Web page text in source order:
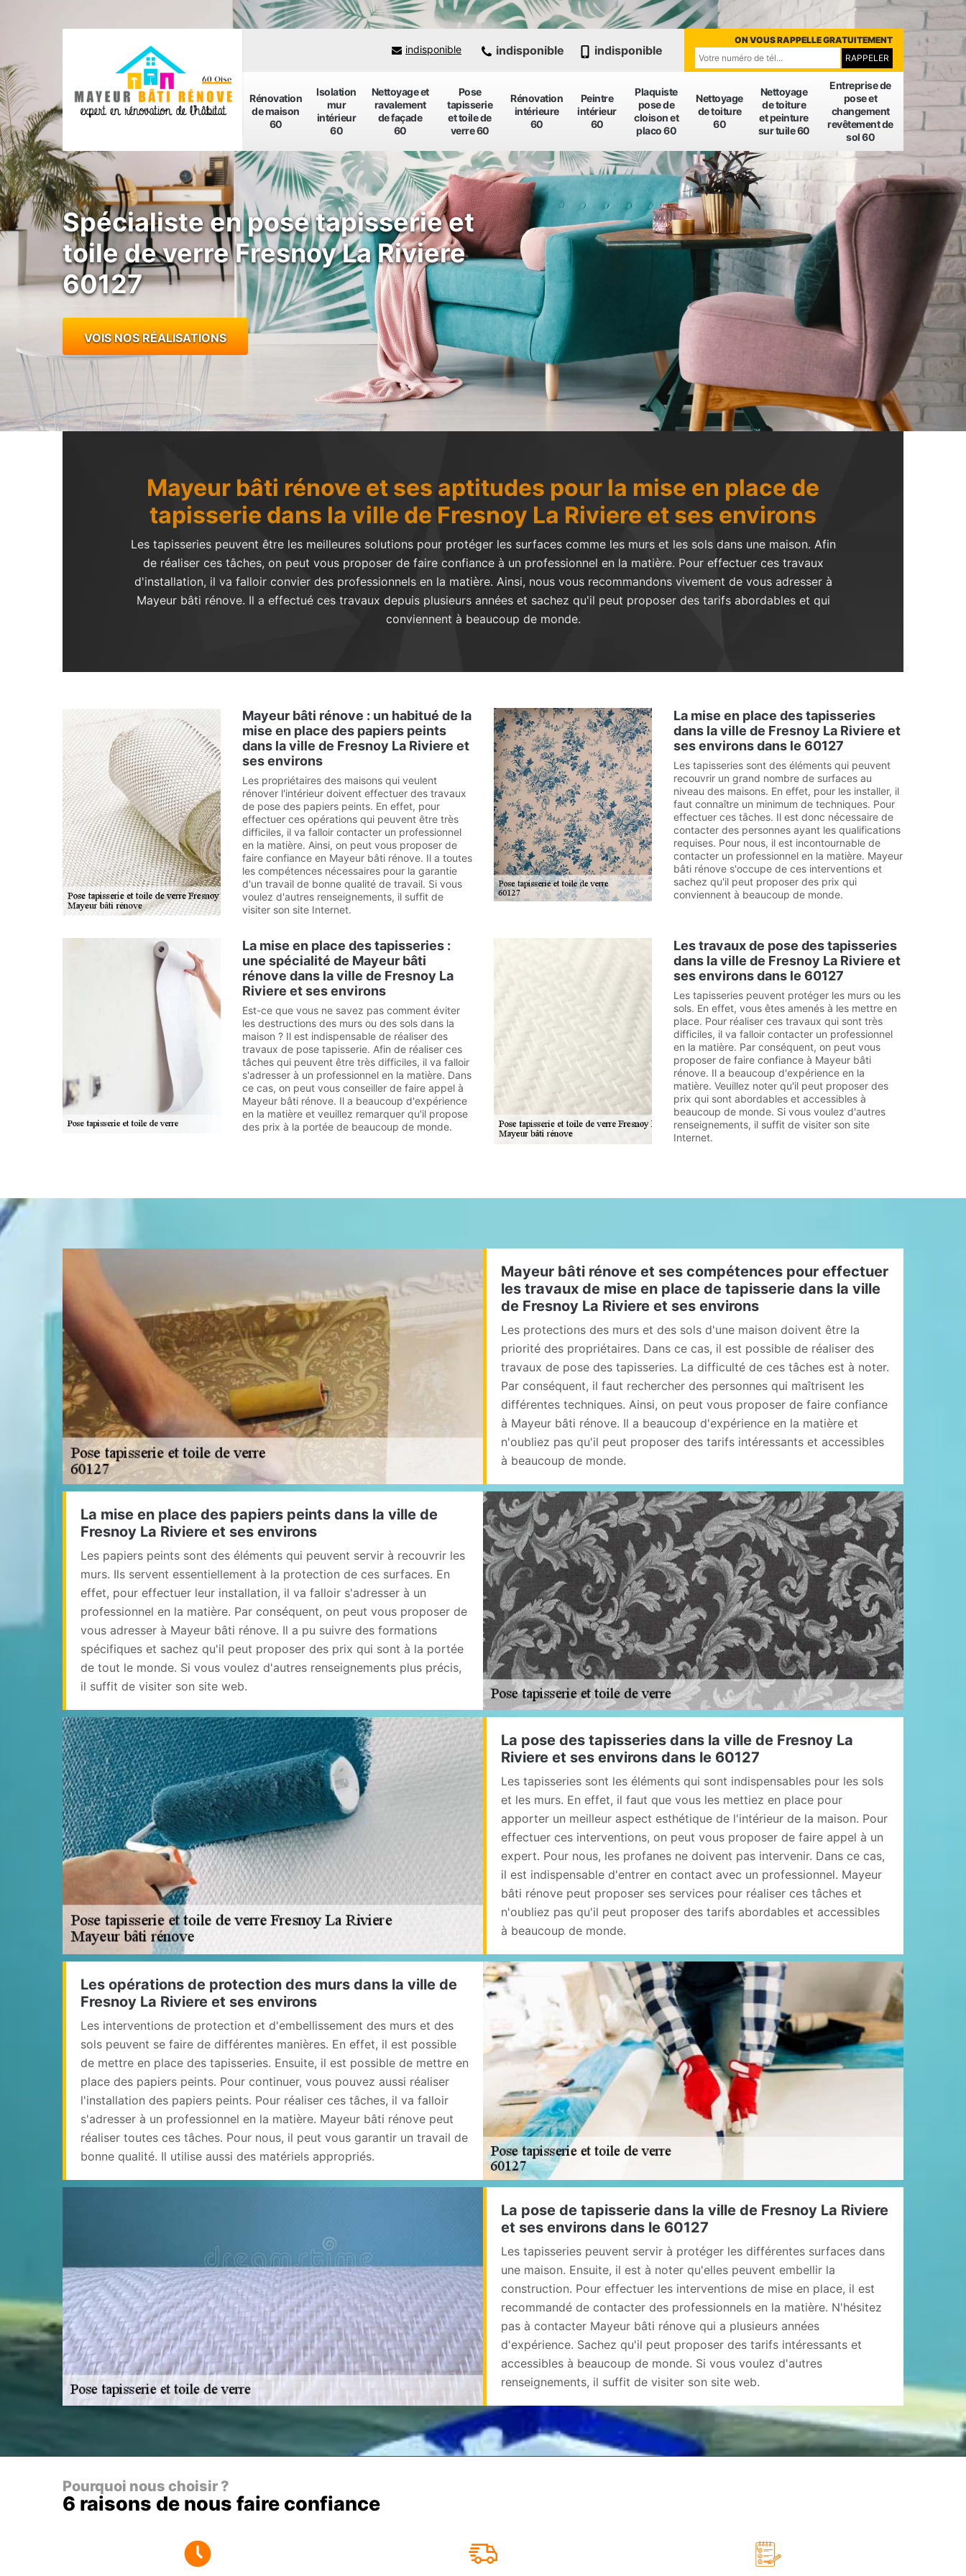
Rénovation
de maison
60
Isolation
mur
intérieur
60
Nettoyage et
ravalement
de façade
60
Pose
tapisserie
et toile de
verre 60
Rénovation
intérieure
60
Peintre
intérieur
60
Plaquiste
pose de
cloison et
placo 60
Nettoyage
de toiture
60
Nettoyage
de toiture
et peinture
sur tuile 60
Entreprise de
pose et
changement
revêtement de
sol 60
indisponible indisponible indisponible
ON VOUS RAPPELLE GRATUITEMENT
Spécialiste en pose tapisserie et
toile de verre Fresnoy La Riviere
60127
VOIS NOS RÉALISATIONS
Mayeur bâti rénove et ses aptitudes pour la mise en place de
tapisserie dans la ville de Fresnoy La Riviere et ses environs
Les tapisseries peuvent être les meilleures solutions pour protéger les surfaces comme les murs et les sols dans une maison. Afin
de réaliser ces tâches, on peut vous proposer de faire confiance à un professionnel en la matière. Pour effectuer ces travaux
d'installation, il va falloir convier des professionnels en la matière. Ainsi, nous vous recommandons vivement de vous adresser à
Mayeur bâti rénove. Il a effectué ces travaux depuis plusieurs années et sachez qu'il peut proposer des tarifs abordables et qui
conviennent à beaucoup de monde.
Mayeur bâti rénove : un habitué de la
mise en place des papiers peints
dans la ville de Fresnoy La Riviere et
ses environs
Les propriétaires des maisons qui veulent
rénover l'intérieur doivent effectuer des travaux
de pose des papiers peints. En effet, pour
effectuer ces opérations qui peuvent être très
difficiles, il va falloir contacter un professionnel
en la matière. Ainsi, on peut vous proposer de
faire confiance en Mayeur bâti rénove. Il a toutes
les compétences nécessaires pour la garantie
d'un travail de bonne qualité de travail. Si vous
voulez d'autres renseignements, il suffit de
visiter son site Internet.
La mise en place des tapisseries
dans la ville de Fresnoy La Riviere et
ses environs dans le 60127
Les tapisseries sont des éléments qui peuvent
recouvrir un grand nombre de surfaces au
niveau des maisons. En effet, pour les installer, il
faut connaître un minimum de techniques. Pour
effectuer ces tâches. Il est donc nécessaire de
contacter des personnes ayant les qualifications
requises. Pour nous, il est incontournable de
contacter un professionnel en la matière. Mayeur
bâti rénove s'occupe de ces interventions et
sachez qu'il peut proposer des prix qui
conviennent à beaucoup de monde.
La mise en place des tapisseries :
une spécialité de Mayeur bâti
rénove dans la ville de Fresnoy La
Riviere et ses environs
Est-ce que vous ne savez pas comment éviter
les destructions des murs ou des sols dans la
maison ? Il est indispensable de réaliser des
travaux de pose tapisserie. Afin de réaliser ces
tâches qui peuvent être très difficiles, il va falloir
s'adresser à un professionnel en la matière. Dans
ce cas, on peut vous conseiller de faire appel à
Mayeur bâti rénove. Il a beaucoup d'expérience
en la matière et veuillez remarquer qu'il propose
des prix à la portée de beaucoup de monde.
Les travaux de pose des tapisseries
dans la ville de Fresnoy La Riviere et
ses environs dans le 60127
Les tapisseries peuvent protéger les murs ou les
sols. En effet, vous êtes amenés à les mettre en
place. Pour réaliser ces travaux qui sont très
difficiles, il va falloir contacter un professionnel
en la matière. Par conséquent, on peut vous
proposer de faire confiance à Mayeur bâti
rénove. Il a beaucoup d'expérience en la
matière. Veuillez noter qu'il peut proposer des
prix qui sont abordables et accessibles à
beaucoup de monde. Si vous voulez d'autres
renseignements, il suffit de visiter son site
Internet.
Mayeur bâti rénove et ses compétences pour effectuer
les travaux de mise en place de tapisserie dans la ville
de Fresnoy La Riviere et ses environs
Les protections des murs et des sols d'une maison doivent être la
priorité des propriétaires. Dans ce cas, il est possible de réaliser des
travaux de pose des tapisseries. La difficulté de ces tâches est à noter.
Par conséquent, il faut rechercher des personnes qui maîtrisent les
différentes techniques. Ainsi, on peut vous proposer de faire confiance
à Mayeur bâti rénove. Il a beaucoup d'expérience en la matière et
n'oubliez pas qu'il peut proposer des tarifs intéressants et accessibles
à beaucoup de monde.
La mise en place des papiers peints dans la ville de
Fresnoy La Riviere et ses environs
Les papiers peints sont des éléments qui peuvent servir à recouvrir les
murs. Ils servent essentiellement à la protection de ces surfaces. En
effet, pour effectuer leur installation, il va falloir s'adresser à un
professionnel en la matière. Par conséquent, on peut vous proposer de
vous adresser à Mayeur bâti rénove. Il a pu suivre des formations
spécifiques et sachez qu'il peut proposer des prix qui sont à la portée
de tout le monde. Si vous voulez d'autres renseignements plus précis,
il suffit de visiter son site web.
La pose des tapisseries dans la ville de Fresnoy La
Riviere et ses environs dans le 60127
Les tapisseries sont les éléments qui sont indispensables pour les sols
et les murs. En effet, il faut que vous les mettiez en place pour
apporter un meilleur aspect esthétique de l'intérieur de la maison. Pour
effectuer ces interventions, on peut vous proposer de faire appel à un
expert. Pour nous, les profanes ne doivent pas intervenir. Dans ce cas,
il est indispensable d'entrer en contact avec un professionnel. Mayeur
bâti rénove peut proposer ses services pour réaliser ces tâches et
n'oubliez pas qu'il peut proposer des tarifs abordables et accessibles
à beaucoup de monde.
Les opérations de protection des murs dans la ville de
Fresnoy La Riviere et ses environs
Les interventions de protection et d'embellissement des murs et des
sols peuvent se faire de différentes manières. En effet, il est possible
de mettre en place des tapisseries. Ensuite, il est possible de mettre en
place des papiers peints. Pour continuer, vous pouvez aussi réaliser
l'installation des papiers peints. Pour réaliser ces tâches, il va falloir
s'adresser à un professionnel en la matière. Mayeur bâti rénove peut
réaliser toutes ces tâches. Pour nous, il peut vous garantir un travail de
bonne qualité. Il utilise aussi des matériels appropriés.
La pose de tapisserie dans la ville de Fresnoy La Riviere
et ses environs dans le 60127
Les tapisseries peuvent servir à protéger les différentes surfaces dans
une maison. Ensuite, il est à noter qu'elles peuvent embellir la
construction. Pour effectuer les interventions de mise en place, il est
recommandé de contacter des professionnels en la matière. N'hésitez
pas à contacter Mayeur bâti rénove qui a plusieurs années
d'expérience. Sachez qu'il peut proposer des tarifs intéressants et
accessibles à beaucoup de monde. Si vous voulez d'autres
renseignements, il suffit de visiter son site web.
Pourquoi nous choisir ?
6 raisons de nous faire confiance